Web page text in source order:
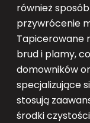
również
przywrócenie
Tapicerowane
brud i plamy,
domowników
specjalizujące
stosują
środki